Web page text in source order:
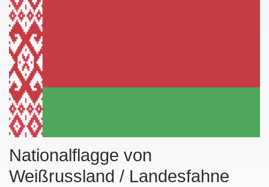
Nationalflagge von
Weißrussland / Landesfahne